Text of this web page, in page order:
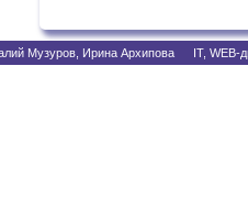
Музуров, Ирина Архипова IT, WEB-